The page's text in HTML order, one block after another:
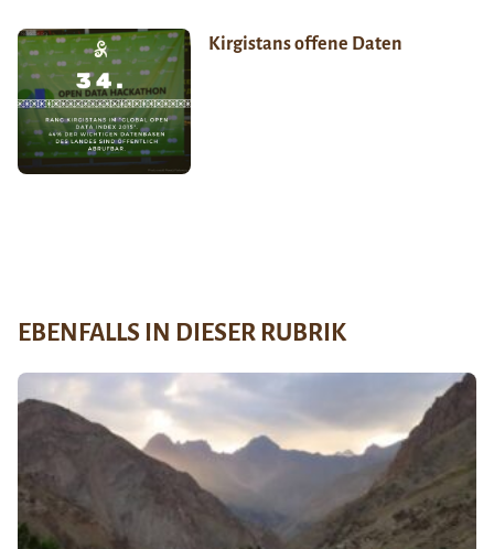
Kirgistans offene Daten
EBENFALLS IN DIESER RUBRIK